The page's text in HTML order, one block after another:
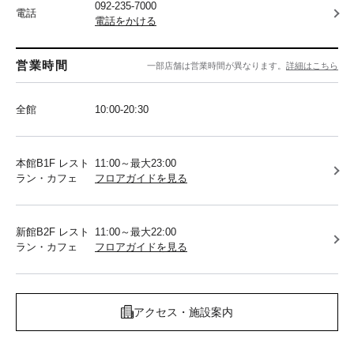
電話
092-235-7000
電話をかける
営業時間 一部店舗は営業時間が異なります。 詳細はこちら
全館 10:00-20:30
本館B1F レスト
ラン・カフェ
11:00～最大23:00
フロアガイドを見る
新館B2F レスト
ラン・カフェ
11:00～最大22:00
フロアガイドを見る
アクセス・施設案内